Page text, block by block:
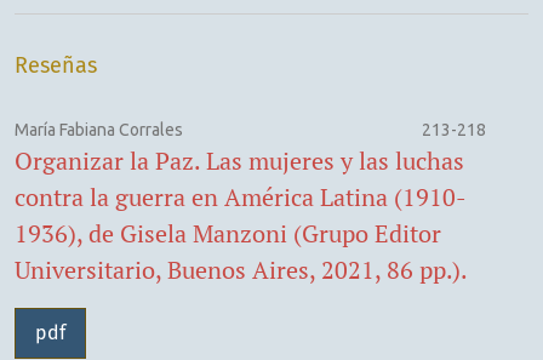
Reseñas
María Fabiana Corrales 213-218
Organizar la Paz. Las mujeres y las luchas
contra la guerra en América Latina (1910-
1936), de Gisela Manzoni (Grupo Editor
Universitario, Buenos Aires, 2021, 86 pp.).
pdf